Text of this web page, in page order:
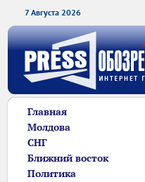
7 Августа 2026
Главная
Молдова
СНГ
Ближний восток
Политика